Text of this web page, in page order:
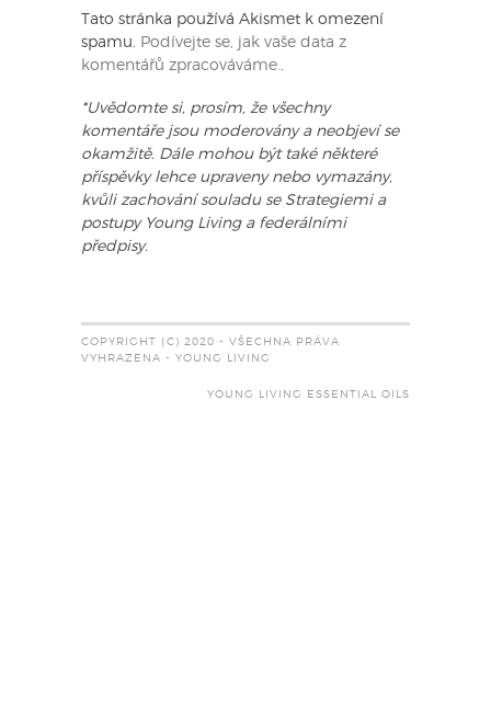
Tato stránka používá Akismet k omezení
spamu. Podívejte se, jak vaše data z
komentářů zpracováváme..
*Uvědomte si, prosím, že všechny
komentáře jsou moderovány a neobjeví se
okamžitě. Dále mohou být také některé
příspěvky lehce upraveny nebo vymazány,
kvůli zachování souladu se Strategiemi a
postupy Young Living a federálními
předpisy.
COPYRIGHT (C) 2020 - VŠECHNA PRÁVA
VYHRAZENA - YOUNG LIVING
YOUNG LIVING ESSENTIAL OILS